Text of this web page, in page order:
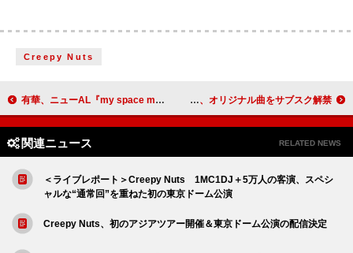
Creepy Nuts
有華、ニューAL『my space my time』より「またね」先行配信へ アイドルを卒業しアニソンシンガー目指す松下玲緒菜（元まねきケチャ）、オリジナル曲をサブスク解禁
関連ニュース RELATED NEWS
＜ライブレポート＞Creepy Nuts 1MC1DJ＋5万人の客演、スペシ
ャルな“通常回”を重ねた初の東京ドーム公演
Creepy Nuts、初のアジアツアー開催＆東京ドーム公演の配信決定